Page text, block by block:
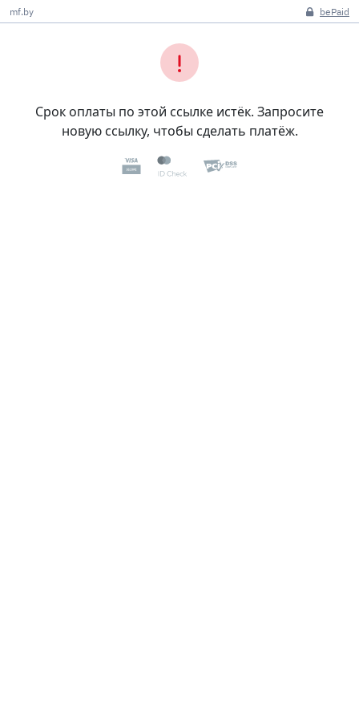
mf.by bePaid
Срок оплаты по этой ссылке истёк. Запросите
новую ссылку, чтобы сделать платёж.